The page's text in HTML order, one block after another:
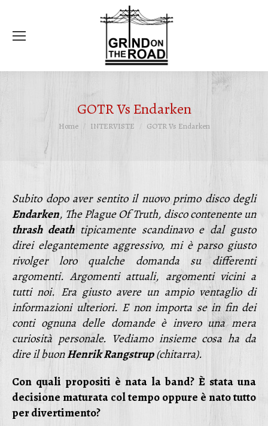
GOTR Vs Endarken
Tu sei qui:
Home INTERVISTE GOTR Vs Endarken
Subito dopo aver sentito il nuovo primo disco degli
Endarken, The Plague Of Truth, disco contenente un
thrash deathtipicamente scandinavo e dal gusto
direi elegantemente aggressivo, mi è parso giusto
rivolger loro qualche domanda su differenti
argomenti. Argomenti attuali, argomenti vicini a
tutti noi. Era giusto avere un ampio ventaglio di
informazioni ulteriori. E non importa se in fin dei
conti ognuna delle domande è invero una mera
curiosità personale. Vediamo insieme cosa ha da
dire il buonHenrik Rangstrup(chitarra).
Con quali propositi è nata la band? È stata una
decisione maturata col tempo oppure è nato tutto
per divertimento?